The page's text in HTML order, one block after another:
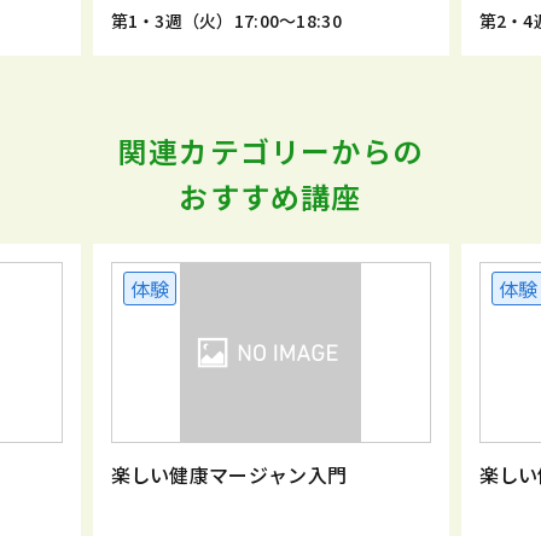
第1・3週（火）17:00～18:30
第2・4
関連カテゴリーからの
おすすめ講座
体験
楽しい健康マージャン入門
体験
楽し